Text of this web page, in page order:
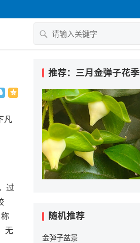
凡
过
无
推荐：三月金弹子花季
随机推荐
金弹子盆景